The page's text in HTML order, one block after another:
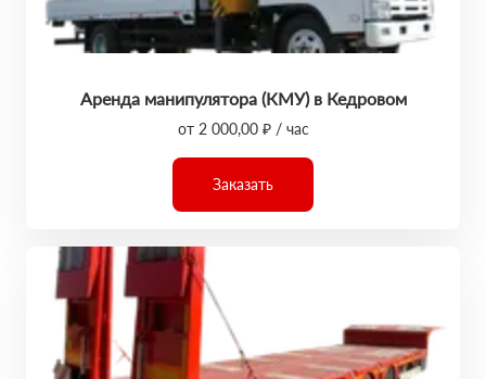
Аренда манипулятора (КМУ) в Кедровом
от 2 000,00 ₽ / час
Заказать